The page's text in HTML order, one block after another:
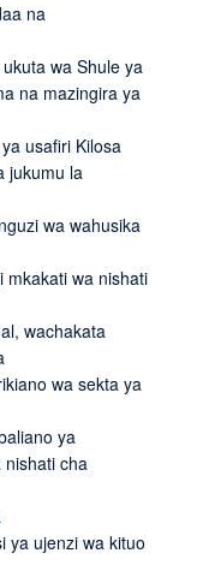
na
wa Shule ya
na mazingira ya
usafiri Kilosa
jukumu la
wa wahusika
mkakati wa nishati
wachakata
wa sekta ya
ya
nishati cha
ya ujenzi wa kituo